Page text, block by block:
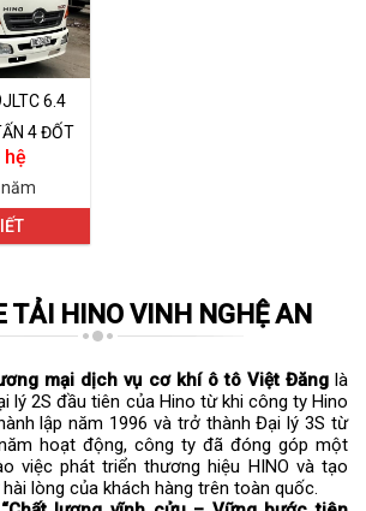
6.4
4 ĐỐT
hệ
TẢI HINO VINH NGHỆ AN
mại dịch vụ cơ khí ô tô Việt Đănglà
lý 2S đầu tiên của Hino từ khi công ty Hino
lập năm 1996 và trở thành Đại lý 3S từ
hoạt động, công ty đã đóng góp một
việc phát triển thương hiệu HINO và tạo
lòng của khách hàng trên toàn quốc.